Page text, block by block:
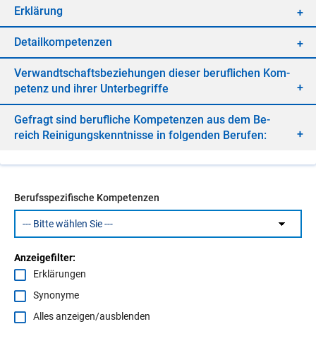
Er­klä­rung
De­tail­kom­pe­ten­zen
Ver­wandt­schafts­be­zie­hun­gen die­ser be­ruf­li­chen Kom­
pe­tenz und ih­rer Un­ter­be­grif­fe
Ge­fragt sind be­ruf­li­che Kom­pe­ten­zen aus dem Be­
reich Rei­ni­gungs­kennt­nis­se in fol­gen­den Be­ru­fen:
Berufsspezifische Kompetenzen
Anzeigefilter:
Erklärungen
Synonyme
Alles anzeigen/ausblenden